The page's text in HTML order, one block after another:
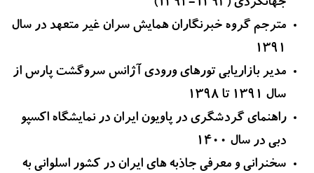
جهانگردی (1394-1392)
مترجم گروه خبرنگاران همایش سران غیر متعهد در سال
1391
مدیر بازاریابی تورهای ورودی آژانس سروگشت پارس از
سال 1391 تا 1398
راهنمای گردشگری در پاویون ایران در نمایشگاه اکسپو
دبی در سال 1400
سخنرانی و معرفی جاذبه های ایران در کشور اسلوانی به